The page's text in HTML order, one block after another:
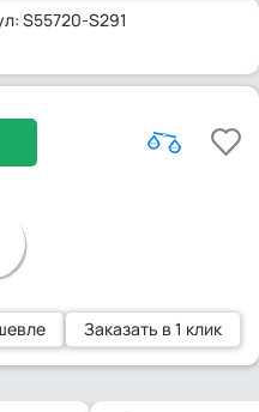
S55720-S291
Заказать в 1 клик